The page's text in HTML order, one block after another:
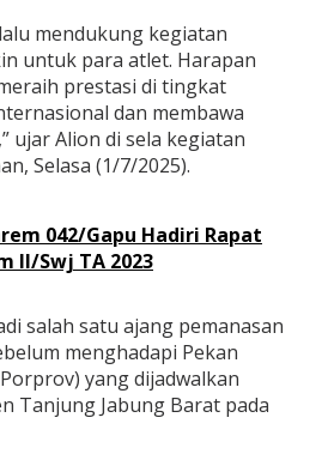
mendukung kegiatan
untuk para atlet. Harapan
prestasi di tingkat
dan membawa
ujar Alion di sela kegiatan
Selasa (1/7/2025).
042/Gapu Hadiri Rapat
II/Swj TA 2023
salah satu ajang pemanasan
menghadapi Pekan
yang dijadwalkan
Tanjung Jabung Barat pada